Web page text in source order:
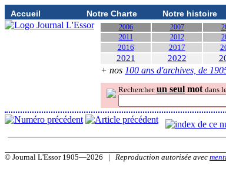
Accueil Notre Charte Notre histoire
2006 2007
2011
2012
2016 2017
2021 2022
+ nos 100 ans d'archives, de
Rechercher un seul mot dans
© Journal L'Essor 1905—2026 | Reproduction autorisée avec